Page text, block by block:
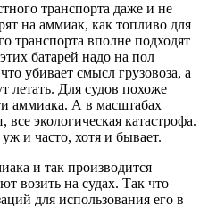
транспорта даже и не
на аммиак, как топливо для
транспорта вполне подходят
батарей надо на пол
убивает смысл грузовоза, а
летать. Для судов похоже
аммиака. А в масштабах
все экологическая катастрофа.
и часто, хотя и бывает.
и так производится
возить на судах. Так что
для использования его в